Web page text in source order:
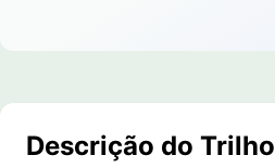
Descrição do Trilho